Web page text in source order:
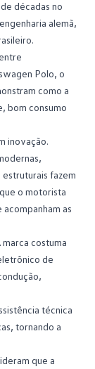
décadas no
alemã,
Polo, o
como a
bom consumo
inovação.
fazem
o motorista
as
costuma
de
técnica
tornando a
que a